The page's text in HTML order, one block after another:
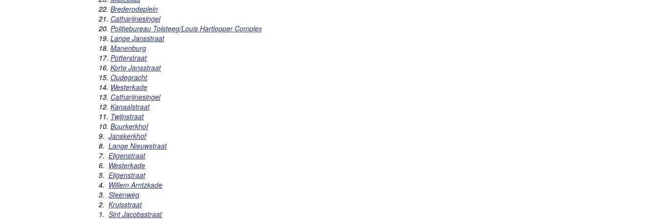
22. Brederodeplein
21. Catharijnesingel
20. Politiebureau Tolsteeg/Louis Hartlooper Complex
19. Lange Jansstraat
18. Manenburg
17. Potterstraat
16. Korte Jansstraat
15. Oudegracht
14. Westerkade
13. Catharijnesingel
12. Kanaalstraat
11. Twijnstraat
10. Buurkerkhof
9. Janskerkhof
8. Lange Nieuwstraat
7. Eligenstraat
6. Westerkade
5. Eligenstraat
4. Willem Arntzkade
3. Steenweg
2. Kruisstraat
1. Sint Jacobsstraat